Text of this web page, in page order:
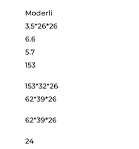
Moderli
3,5*26*26
6.6
5.7
153
153*32*26
62*39*26
62*39*26
24